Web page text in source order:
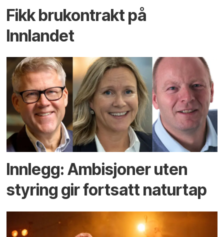
Fikk brukontrakt på
Innlandet
Innlegg: Ambisjoner uten
styring gir fortsatt naturtap